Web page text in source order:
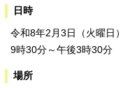
日時
令和8年2月3日（火曜日
9時30分～午後3時30分
場所